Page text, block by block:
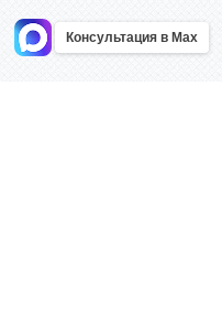
Консультация в Max